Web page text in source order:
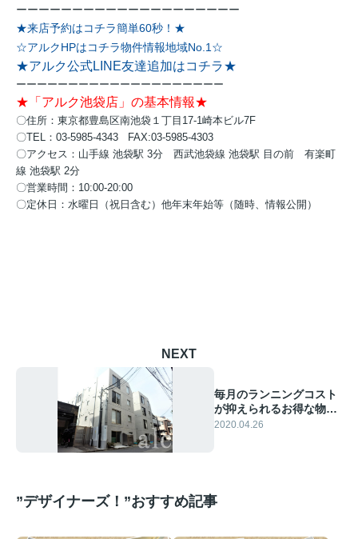
ーーーーーーーーーーーーーーーーーーーー
★来店予約はコチラ簡単60秒！★
☆アルクHPはコチラ物件情報地域No.1☆
★アルク公式LINE友達追加はコチラ★
ーーーーーーーーーーーーーーーーーーーー
★「アルク池袋店」の基本情報★
〇住所：東京都豊島区南池袋１丁目17-1崎本ビル7F
〇TEL：03-5985-4343 FAX:03-5985-4303
〇アクセス： 山手線 池袋駅 3分 西武池袋線 池袋駅 目の前 有楽町
線 池袋駅 2分
〇営業時間：10:00-20:00
〇定休日：水曜日（祝日含む）他年末年始等（随時、情報公開）
NEXT
毎月のランニングコスト
が抑えられるお得な物
件！
2020.04.26
”デザイナーズ！”おすすめ記事